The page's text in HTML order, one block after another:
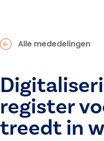
Alle mededelingen
register
treedt in